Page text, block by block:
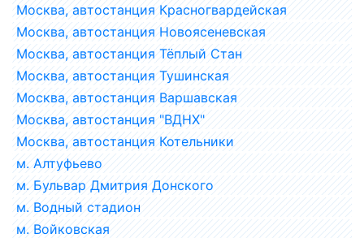
Москва, автостанция Красногвардейская
Москва, автостанция Новоясеневская
Москва, автостанция Тёплый Стан
Москва, автостанция Тушинская
Москва, автостанция Варшавская
Москва, автостанция "ВДНХ"
Москва, автостанция Котельники
м. Алтуфьево
м. Бульвар Дмитрия Донского
м. Водный стадион
м. Войковская